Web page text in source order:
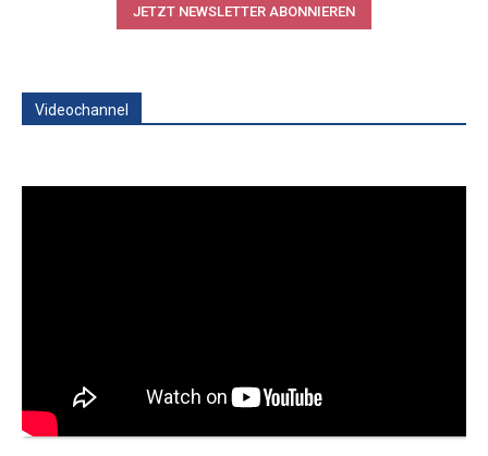
JETZT NEWSLETTER ABONNIEREN
Videochannel